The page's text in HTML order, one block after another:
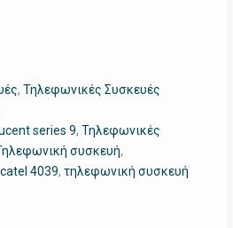
, Τηλεφωνικές Συσκευές
series 9, Τηλεφωνικές
συσκευή,
4039, τηλεφωνική συσκευή